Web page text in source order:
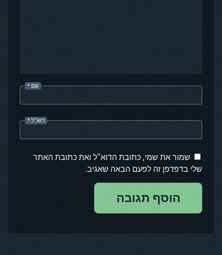
שם *
דוא"ל *
שמור את שמי, כתובת הדוא"ל ואת כתובת האתר
שלי בדפדפן זה לפעם הבאה שאגיב.
הוסף תגובה